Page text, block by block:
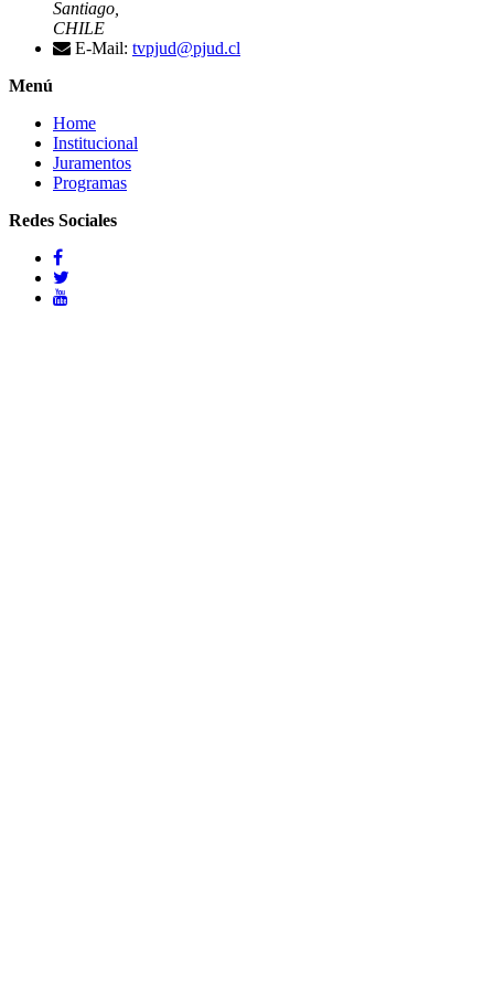
Santiago,
CHILE
E-Mail: tvpjud@pjud.cl
Menú
Home
Institucional
Juramentos
Programas
Redes Sociales